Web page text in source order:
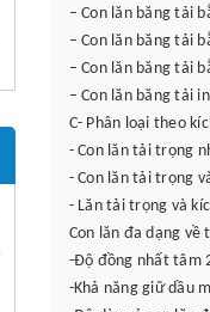
– Con lăn băng tải
– Con lăn băng tải
– Con lăn băng tải
– Con lăn băng tải
C- Phân loại theo
- Con lăn tải trọng
- Con lăn tải trọng
- Lăn tải trọng và
Con lăn đa dạng
-Độ đồng nhất tâm
-Khả năng giữ dầu